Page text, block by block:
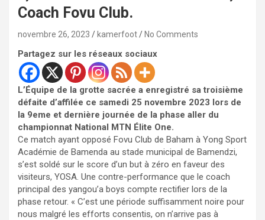
Coach Fovu Club.
novembre 26, 2023 kamerfoot No Comments
Partagez sur les réseaux sociaux
L’Équipe de la grotte sacrée a enregistré sa troisième
défaite d’affilée ce samedi 25 novembre 2023 lors de
la 9eme et dernière journée de la phase aller du
championnat National MTN Élite One.
Ce match ayant opposé Fovu Club de Baham à Yong Sport
Académie de Bamenda au stade municipal de Bamendzi,
s’est soldé sur le score d’un but à zéro en faveur des
visiteurs, YOSA. Une contre-performance que le coach
principal des yangou’a boys compte rectifier lors de la
phase retour. « C’est une période suffisamment noire pour
nous malgré les efforts consentis, on n’arrive pas à